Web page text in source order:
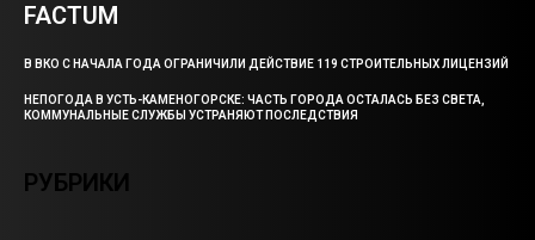
FACTUM
В ВКО С НАЧАЛА ГОДА ОГРАНИЧИЛИ ДЕЙСТВИЕ 119 СТРОИТЕЛЬНЫХ ЛИЦЕНЗИЙ
НЕПОГОДА В УСТЬ-КАМЕНОГОРСКЕ: ЧАСТЬ ГОРОДА ОСТАЛАСЬ БЕЗ СВЕТА,
КОММУНАЛЬНЫЕ СЛУЖБЫ УСТРАНЯЮТ ПОСЛЕДСТВИЯ
РУБРИКИ